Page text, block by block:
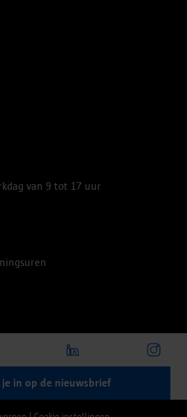
van 9 tot 17 uur
je in op de nieuwsbrief